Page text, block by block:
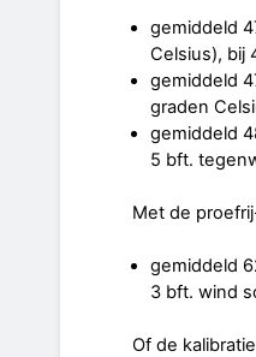
gemiddeld
Celsius), bij
gemiddeld
graden
gemiddeld
5 bft.
Met de
gemiddeld
3 bft. wind
Of de